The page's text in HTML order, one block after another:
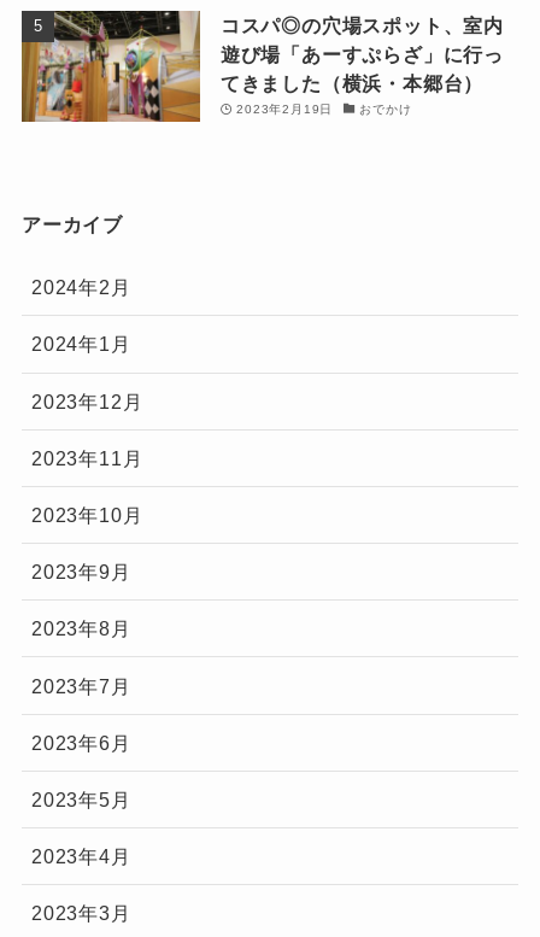
コスパ◎の穴場スポット、室内
遊び場「あーすぷらざ」に行っ
てきました（横浜・本郷台）
2023年2月19日 おでかけ
アーカイブ
2024年2月
2024年1月
2023年12月
2023年11月
2023年10月
2023年9月
2023年8月
2023年7月
2023年6月
2023年5月
2023年4月
2023年3月